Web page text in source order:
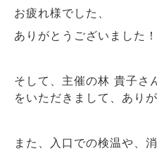
お疲れ様でした、
ありがとうございました
そして、主催の林 貴子さ
をいただきまして、あり
また、入口での検温や、